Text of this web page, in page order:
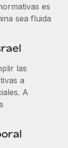
contrólalos
es
sea fluida
las
a
A